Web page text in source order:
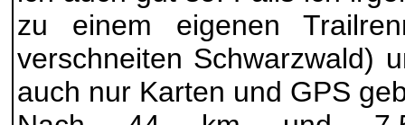
zu einem eigenen
verschneiten Schwarzwald)
auch nur Karten und GPS